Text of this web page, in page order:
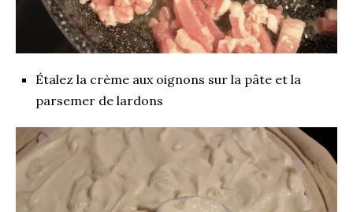
Étalez la crème aux oignons sur la pâte et la
parsemer de lardons